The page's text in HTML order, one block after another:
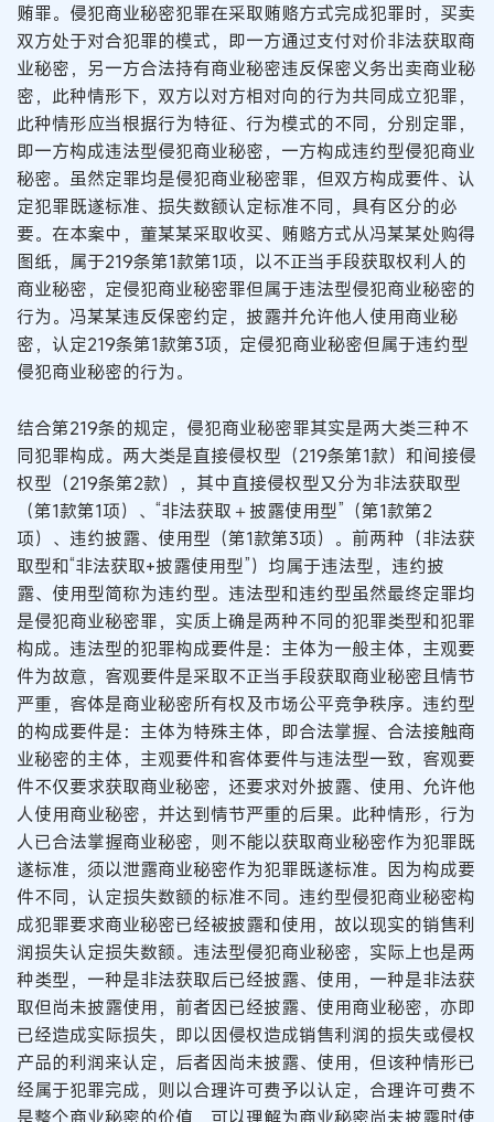
贿罪。侵犯商业秘密犯罪在采取贿赂方式完成犯罪时，买卖
双方处于对合犯罪的模式，即一方通过支付对价非法获取商
业秘密，另一方合法持有商业秘密违反保密义务出卖商业秘
密，此种情形下，双方以对方相对向的行为共同成立犯罪，
此种情形应当根据行为特征、行为模式的不同，分别定罪，
即一方构成违法型侵犯商业秘密，一方构成违约型侵犯商业
秘密。虽然定罪均是侵犯商业秘密罪，但双方构成要件、认
定犯罪既遂标准、损失数额认定标准不同，具有区分的必
要。在本案中，董某某采取收买、贿赂方式从冯某某处购得
图纸，属于219条第1款第1项，以不正当手段获取权利人的
商业秘密，定侵犯商业秘密罪但属于违法型侵犯商业秘密的
行为。冯某某违反保密约定，披露并允许他人使用商业秘
密，认定219条第1款第3项，定侵犯商业秘密但属于违约型
侵犯商业秘密的行为。
结合第219条的规定，侵犯商业秘密罪其实是两大类三种不
同犯罪构成。两大类是直接侵权型（219条第1款）和间接侵
权型（219条第2款），其中直接侵权型又分为非法获取型
（第1款第1项）、“非法获取＋披露使用型”（第1款第2
项）、违约披露、使用型（第1款第3项）。前两种（非法获
取型和“非法获取+披露使用型”）均属于违法型，违约披
露、使用型简称为违约型。违法型和违约型虽然最终定罪均
是侵犯商业秘密罪，实质上确是两种不同的犯罪类型和犯罪
构成。违法型的犯罪构成要件是：主体为一般主体，主观要
件为故意，客观要件是采取不正当手段获取商业秘密且情节
严重，客体是商业秘密所有权及市场公平竞争秩序。违约型
的构成要件是：主体为特殊主体，即合法掌握、合法接触商
业秘密的主体，主观要件和客体要件与违法型一致，客观要
件不仅要求获取商业秘密，还要求对外披露、使用、允许他
人使用商业秘密，并达到情节严重的后果。此种情形，行为
人已合法掌握商业秘密，则不能以获取商业秘密作为犯罪既
遂标准，须以泄露商业秘密作为犯罪既遂标准。因为构成要
件不同，认定损失数额的标准不同。违约型侵犯商业秘密构
成犯罪要求商业秘密已经被披露和使用，故以现实的销售利
润损失认定损失数额。违法型侵犯商业秘密，实际上也是两
种类型，一种是非法获取后已经披露、使用，一种是非法获
取但尚未披露使用，前者因已经披露、使用商业秘密，亦即
已经造成实际损失，即以因侵权造成销售利润的损失或侵权
产品的利润来认定，后者因尚未披露、使用，但该种情形已
经属于犯罪完成，则以合理许可费予以认定，合理许可费不